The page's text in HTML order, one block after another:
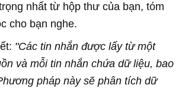
nhất từ hộp thư của bạn, tóm
cho bạn nghe.
"Các tin nhắn được lấy từ một
và mỗi tin nhắn chứa dữ liệu, bao
pháp này sẽ phân tích dữ